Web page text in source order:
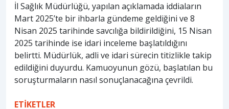
İl Sağlık Müdürlüğü, yapılan açıklamada iddiaların
Mart 2025’te bir ihbarla gündeme geldiğini ve 8
Nisan 2025 tarihinde savcılığa bildirildiğini, 15 Nisan
2025 tarihinde ise idari inceleme başlatıldığını
belirtti. Müdürlük, adli ve idari sürecin titizlikle takip
edildiğini duyurdu. Kamuoyunun gözü, başlatılan bu
soruşturmaların nasıl sonuçlanacağına çevrildi.
ETİKETLER